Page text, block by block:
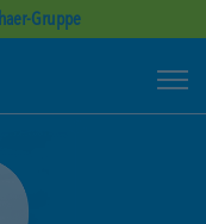
Gruppe